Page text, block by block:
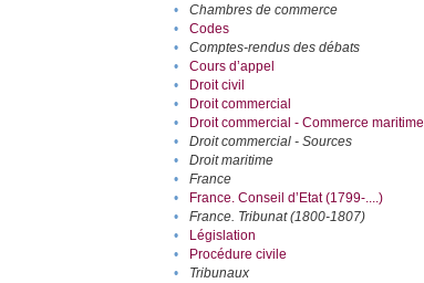
•
Chambres de commerce
•
Codes
•
Comptes-rendus des débats
•
Cours d’appel
•
Droit civil
•
Droit commercial
•
Droit commercial - Commerce maritime
•
Droit commercial - Sources
•
Droit maritime
•
France
•
France. Conseil d’Etat (1799-....)
•
France. Tribunat (1800-1807)
•
Législation
•
Procédure civile
•
Tribunaux